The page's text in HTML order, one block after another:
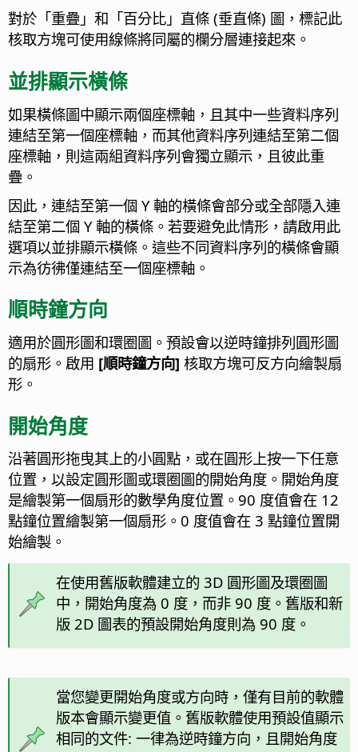
對於「重疊」和「百分比」直條 (垂直條) 圖，標記此
核取方塊可使用線條將同屬的欄分層連接起來。
並排顯示橫條
如果橫條圖中顯示兩個座標軸，且其中一些資料序列
連結至第一個座標軸，而其他資料序列連結至第二個
座標軸，則這兩組資料序列會獨立顯示，且彼此重
疊。
因此，連結至第一個 Y 軸的橫條會部分或全部隱入連
結至第二個 Y 軸的橫條。若要避免此情形，請啟用此
選項以並排顯示橫條。 這些不同資料序列的橫條會顯
示為彷彿僅連結至一個座標軸。
順時鐘方向
適用於圓形圖和環圈圖。 預設會以逆時鐘排列圓形圖
的扇形。啟用 [順時鐘方向] 核取方塊可反方向繪製扇
形。
開始角度
沿著圓形拖曳其上的小圓點，或在圓形上按一下任意
位置，以設定圓形圖或環圈圖的開始角度。開始角度
是繪製第一個扇形的數學角度位置。90 度值會在 12
點鐘位置繪製第一個扇形。0 度值會在 3 點鐘位置開
始繪製。
在使用舊版軟體建立的 3D 圓形圖及環圈圖
中，開始角度為 0 度，而非 90 度。舊版和新
版 2D 圖表的預設開始角度則為 90 度。
當您變更開始角度或方向時，僅有目前的軟體
版本會顯示變更值。舊版軟體使用預設值顯示
相同的文件: 一律為逆時鐘方向，且開始角度